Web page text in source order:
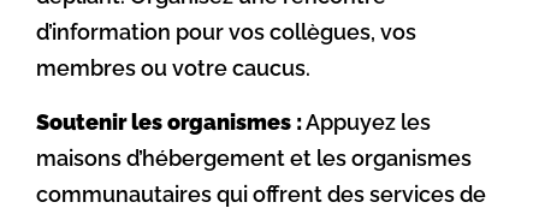
d’information pour vos collègues, vos
membres ou votre caucus.
Soutenir les organismes :Appuyez les
maisons d’hébergement et les organismes
communautaires qui offrent des services de